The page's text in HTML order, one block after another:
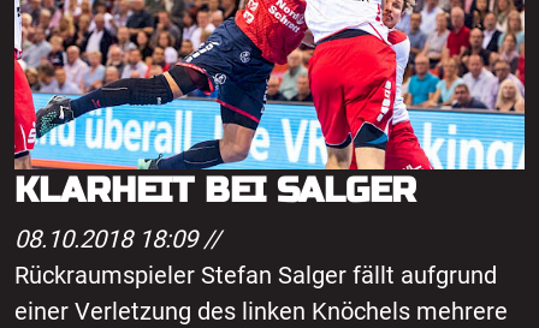
KLARHEIT BEI SALGER
08.10.2018 18:09 //
Rückraumspieler Stefan Salger fällt aufgrund
einer Verletzung des linken Knöchels mehrere